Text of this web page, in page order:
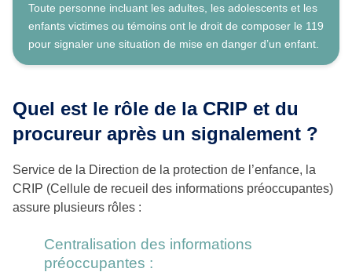
Toute personne incluant les adultes, les adolescents et les
enfants victimes ou témoins ont le droit de composer le 119
pour signaler une situation de mise en danger d’un enfant.
Quel est le rôle de la CRIP et du
procureur après un signalement ?
Service de la Direction de la protection de l’enfance, la
CRIP (Cellule de recueil des informations préoccupantes)
assure plusieurs rôles :
Centralisation des informations
préoccupantes :